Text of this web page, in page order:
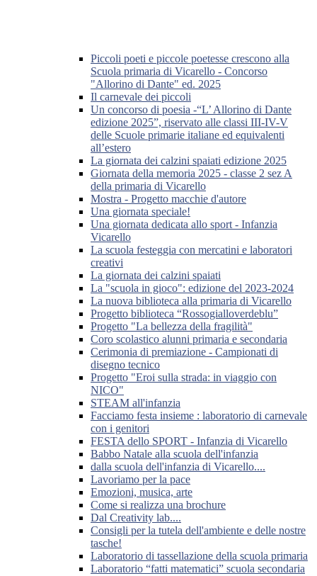
Piccoli poeti e piccole poetesse crescono alla
Scuola primaria di Vicarello - Concorso
"Allorino di Dante" ed. 2025
Il carnevale dei piccoli
Un concorso di poesia -“L’ Allorino di Dante
edizione 2025”, riservato alle classi III-IV-V
delle Scuole primarie italiane ed equivalenti
all’estero
La giornata dei calzini spaiati edizione 2025
Giornata della memoria 2025 - classe 2 sez A
della primaria di Vicarello
Mostra - Progetto macchie d'autore
Una giornata speciale!
Una giornata dedicata allo sport - Infanzia
Vicarello
La scuola festeggia con mercatini e laboratori
creativi
La giornata dei calzini spaiati
La "scuola in gioco": edizione del 2023-2024
La nuova biblioteca alla primaria di Vicarello
Progetto biblioteca “Rossogialloverdeblu”
Progetto "La bellezza della fragilità"
Coro scolastico alunni primaria e secondaria
Cerimonia di premiazione - Campionati di
disegno tecnico
Progetto "Eroi sulla strada: in viaggio con
NICO"
STEAM all'infanzia
Facciamo festa insieme : laboratorio di carnevale
con i genitori
FESTA dello SPORT - Infanzia di Vicarello
Babbo Natale alla scuola dell'infanzia
dalla scuola dell'infanzia di Vicarello....
Lavoriamo per la pace
Emozioni, musica, arte
Come si realizza una brochure
Dal Creativity lab....
Consigli per la tutela dell'ambiente e delle nostre
tasche!
Laboratorio di tassellazione della scuola primaria
Laboratorio “fatti matematici” scuola secondaria